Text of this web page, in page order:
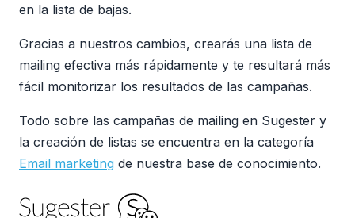
en la lista de bajas.
Gracias a nuestros cambios, crearás una lista de
mailing efectiva más rápidamente y te resultará más
fácil monitorizar los resultados de las campañas.
Todo sobre las campañas de mailing en Sugester y
la creación de listas se encuentra en la categoría
Email marketing de nuestra base de conocimiento.